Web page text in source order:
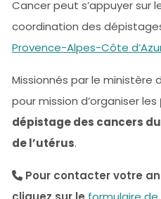
Cancer peut s’appuyer sur
coordination des
Provence-Alpes-Côte
Missionnés par le ministère
pour mission d’organiser les
dépistage des cancers
de l’utérus.
Pour contacter votre